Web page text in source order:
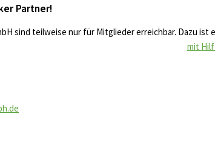
Partner!
sind teilweise nur für Mitglieder erreichbar. Dazu
mit